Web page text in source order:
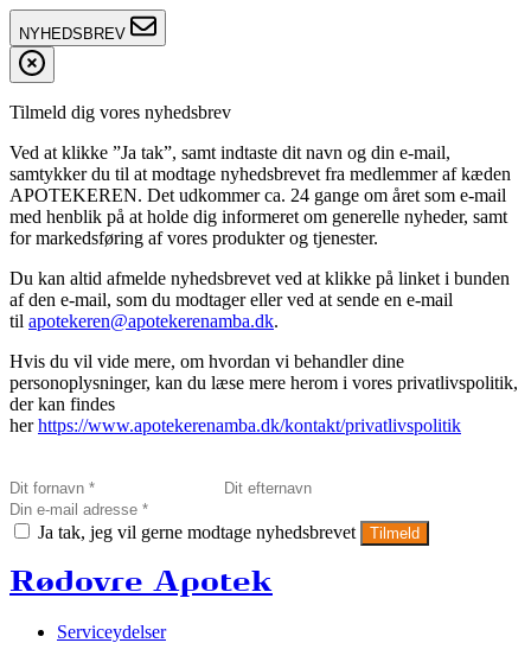
NYHEDSBREV
Tilmeld dig vores nyhedsbrev
Ved at klikke ”Ja tak”, samt indtaste dit navn og din e-mail,
samtykker du til at modtage nyhedsbrevet fra medlemmer af kæden
APOTEKEREN. Det udkommer ca. 24 gange om året som e-mail
med henblik på at holde dig informeret om generelle nyheder, samt
for markedsføring af vores produkter og tjenester.
Du kan altid afmelde nyhedsbrevet ved at klikke på linket i bunden
af den e-mail, som du modtager eller ved at sende en e-mail
til apotekeren@apotekerenamba.dk.
Hvis du vil vide mere, om hvordan vi behandler dine
personoplysninger, kan du læse mere herom i vores privatlivspolitik,
der kan findes
herhttps://www.apotekerenamba.dk/kontakt/privatlivspolitik
Ja tak, jeg vil gerne modtage nyhedsbrevet Tilmeld
Rødovre Apotek
Serviceydelser